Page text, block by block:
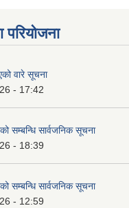
परियोजना
वारे सूचना
- 17:42
सम्बन्धि सार्वजनिक सूचना
- 18:39
सम्बन्धि सार्वजनिक सूचना
- 12:59